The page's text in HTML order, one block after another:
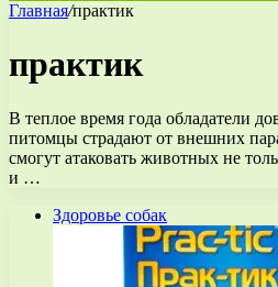
Главная/практик
практик
В теплое время года обладатели
питомцы страдают от внешних
смогут атаковать животных не
и …
Здоровье собак